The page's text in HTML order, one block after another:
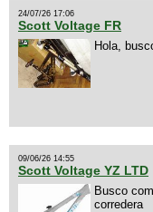
24/07/26 17:06
Scott Voltage FR
Hola,
09/06/26 14:55
Scott Voltage YZ LTD
Busco
corredera